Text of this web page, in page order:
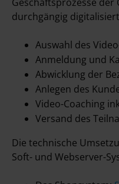
durchgängig
Auswahl des
Anmeldung und
Abwicklung der
Anlegen des
Video-Coaching
Versand des
Die technische
Soft- und Webserver-